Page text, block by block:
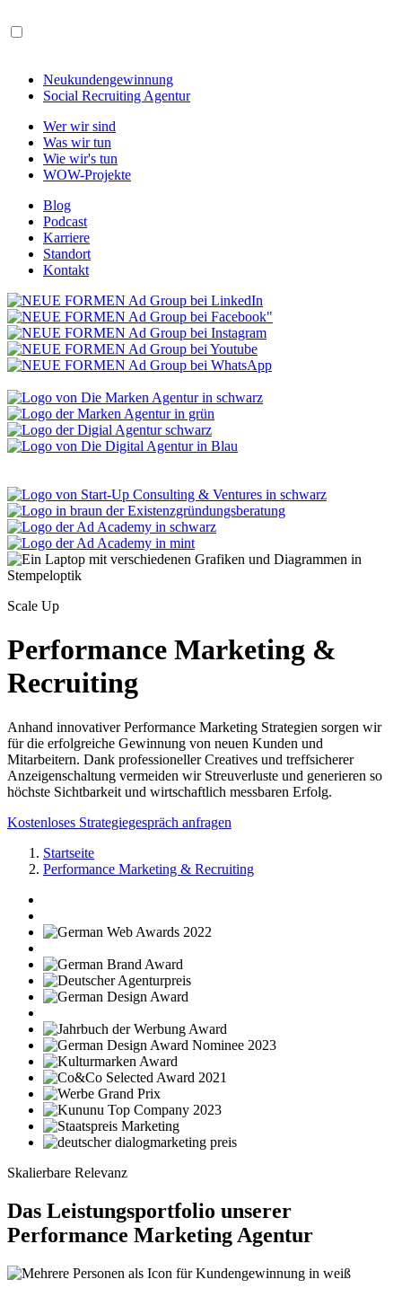
Neukundengewinnung
Social Recruiting Agentur
Wer wir sind
Was wir tun
Wie wir's tun
WOW-Projekte
Blog
Podcast
Karriere
Standort
Kontakt
Scale Up
Performance Marketing &
Recruiting
Anhand innovativer Performance Marketing Strategien sorgen wir
für die erfolgreiche Gewinnung von neuen Kunden und
Mitarbeitern. Dank professioneller Creatives und treffsicherer
Anzeigenschaltung vermeiden wir Streuverluste und generieren so
höchste Sichtbarkeit und wirtschaftlich messbaren Erfolg.
Kostenloses Strategiegespräch anfragen
Startseite
Performance Marketing & Recruiting
Skalierbare Relevanz
Das Leistungsportfolio unserer
Performance Marketing Agentur